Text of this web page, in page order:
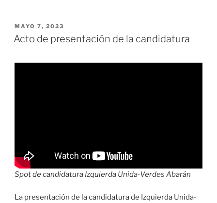
PUBLICADO
EL
MAYO 7, 2023
Acto de presentación de la candidatura
Spot de candidatura Izquierda Unida-Verdes Abarán
La presentación de la candidatura de Izquierda Unida-